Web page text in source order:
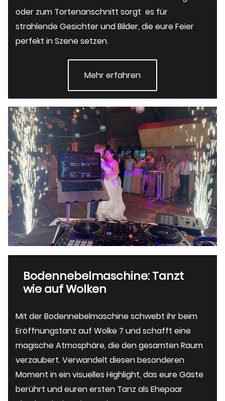
oder zum Tortenanschnitt sorgt es für
strahlende Gesichter und Bilder, die eure Feier
perfekt in Szene setzen.
Mehr erfahren
Bodennebelmaschine: Tanzt
wie auf Wolken
Mit der Bodennebelmaschine schwebt ihr beim
Eröffnungstanz auf Wolke 7 und schafft eine
magische Atmosphäre, die den gesamten Raum
verzaubert. Verwandelt diesen besonderen
Moment in ein visuelles Highlight, das eure Gäste
berührt und euren ersten Tanz als Ehepaar